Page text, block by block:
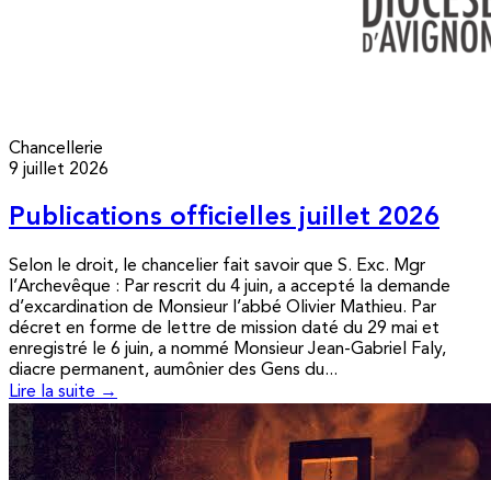
Chancellerie
9 juillet 2026
Publications officielles juillet 2026
Selon le droit, le chancelier fait savoir que S. Exc. Mgr
l’Archevêque : Par rescrit du 4 juin, a accepté la demande
d’excardination de Monsieur l’abbé Olivier Mathieu. Par
décret en forme de lettre de mission daté du 29 mai et
enregistré le 6 juin, a nommé Monsieur Jean-Gabriel Faly,
diacre permanent, aumônier des Gens du...
Lire la suite →